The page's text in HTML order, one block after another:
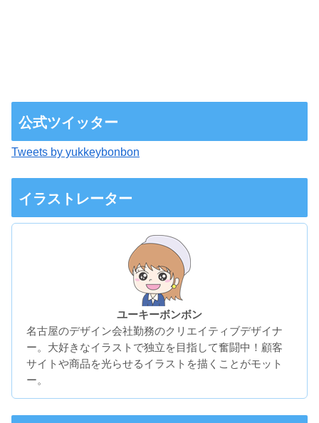
公式ツイッター
Tweets by yukkeybonbon
イラストレーター
ユーキーボンボン
名古屋のデザイン会社勤務のクリエイティブデザイナ
ー。大好きなイラストで独立を目指して奮闘中！顧客
サイトや商品を光らせるイラストを描くことがモット
ー。